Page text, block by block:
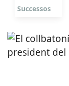
Successos